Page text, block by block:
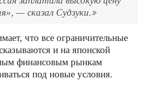
— сказал Судзуки.
что все ограничительные
и на японской
финансовым рынкам
под новые условия.